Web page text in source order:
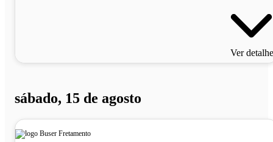
Ver
sábado, 15 de agosto